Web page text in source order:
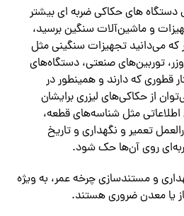
دستگاه های حکاکی ضربه ای بیشتر
و ماشین‌آلات سنگین برسید،
می‌دانید تجهیزات سنگینی مثل
توربین‌های صنعتی، دستگاه‌های
قطوری که دارند و همینطور در
از حکاکی‌های لیزری برایشان
مثل شناسه‌های قطعه،
تعمیر و نگهداری و تاریخ
روی آن‌ها حک شود.
و مستندسازی چرخه عمر، به ویژه
یا معدن ضروری هستند.